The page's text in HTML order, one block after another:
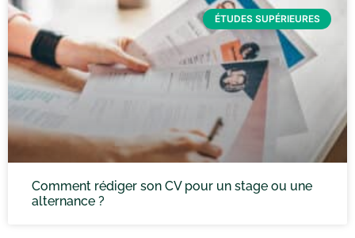
ÉTUDES SUPÉRIEURES
Comment rédiger son CV pour un stage ou une
alternance ?